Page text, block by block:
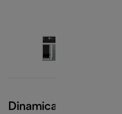
Dinamica, Silver Black